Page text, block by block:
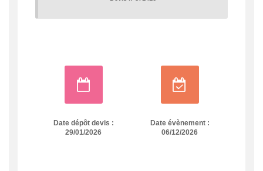
Date dépôt devis :
29/01/2026
Date évènement :
06/12/2026